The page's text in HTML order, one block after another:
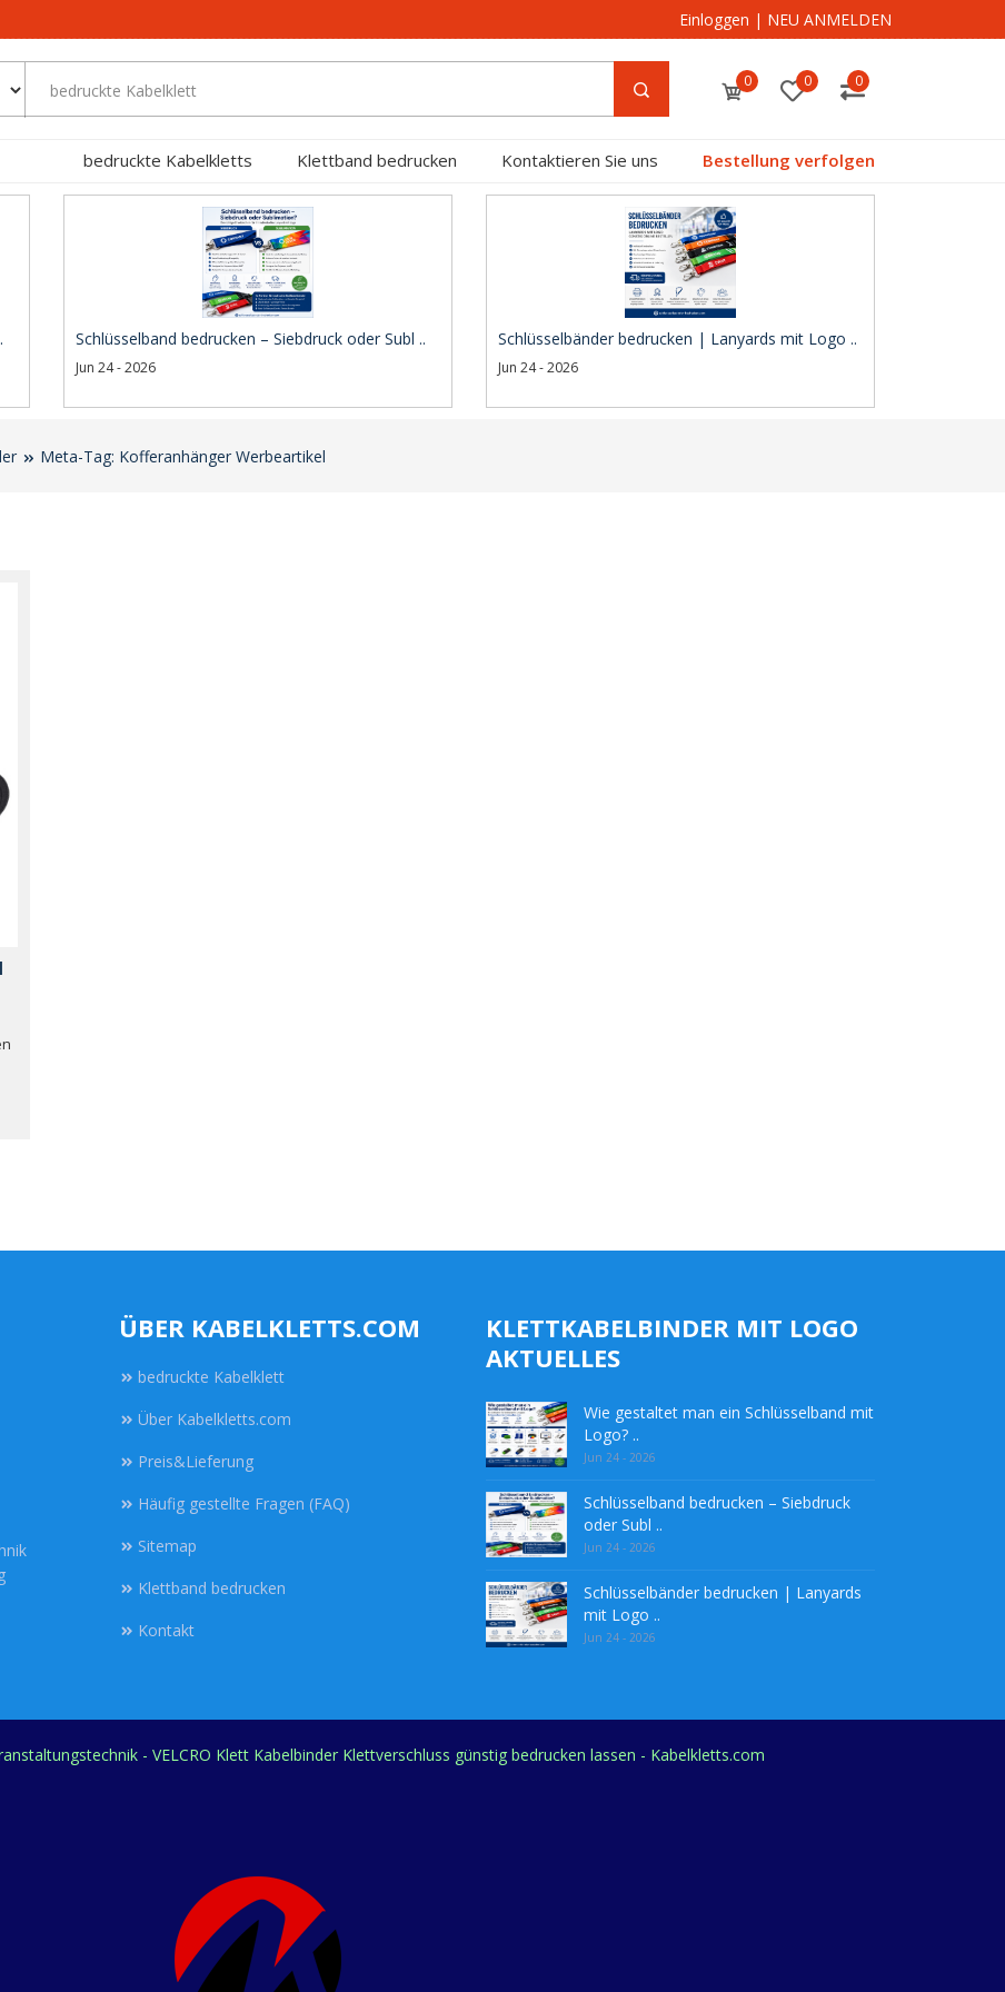
Einloggen | NEU ANMELDEN
0 0 0
bedruckte Kabelkletts Klettband bedrucken Kontaktieren Sie uns Bestellung verfolgen
Schlüsselband bedrucken – Siebdruck oder Subl ..
Jun 24 - 2026
Schlüsselbänder bedrucken | Lanyards mit Logo ..
Jun 24 - 2026
Meta-Tag: Kofferanhänger Werbeartikel
ÜBER KABELKLETTS.COM
bedruckte Kabelklett
Über Kabelkletts.com
Preis&Lieferung
Häufig gestellte Fragen (FAQ)
Sitemap
Klettband bedrucken
Kontakt
KLETTKABELBINDER MIT LOGO
AKTUELLES
Wie gestaltet man ein Schlüsselband mit
Logo? ..
Jun 24 - 2026
Schlüsselband bedrucken – Siebdruck
oder Subl ..
Jun 24 - 2026
Schlüsselbänder bedrucken | Lanyards
mit Logo ..
Jun 24 - 2026
- VELCRO Klett Kabelbinder Klettverschluss günstig bedrucken lassen - Kabelkletts.com